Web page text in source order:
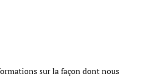
sur la façon dont nous